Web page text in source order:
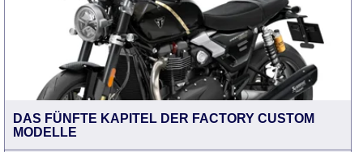
DAS FÜNFTE KAPITEL DER FACTORY CUSTOM
MODELLE